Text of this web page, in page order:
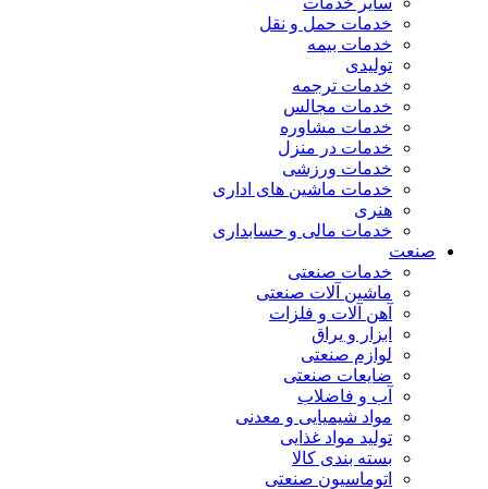
خدمات حمل و نقل
خدمات بیمه
تولیدی
خدمات ترجمه
خدمات مجالس
خدمات مشاوره
خدمات در منزل
خدمات ورزشی
خدمات ماشین های اداری
هنری
خدمات مالی و حسابداری
صنعت
خدمات صنعتی
ماشین آلات صنعتی
آهن آلات و فلزات
ابزار و یراق
لوازم صنعتی
ضایعات صنعتی
آب و فاضلاب
مواد شیمیایی و معدنی
تولید مواد غذایی
بسته بندی کالا
اتوماسیون صنعتی